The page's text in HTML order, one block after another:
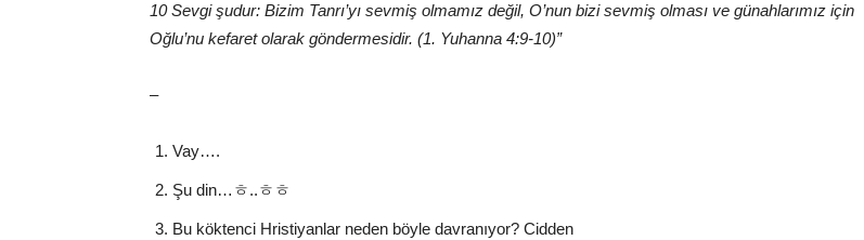
10 Sevgi şudur: Bizim Tanrı’yı sevmiş olmamız değil, O’nun bizi sevmiş olması ve günahlarımız için
Oğlu’nu kefaret olarak göndermesidir. (1. Yuhanna 4:9-10)”
–
Vay….
Şu din…ㅎ..ㅎㅎ
Bu köktenci Hristiyanlar neden böyle davranıyor? Cidden